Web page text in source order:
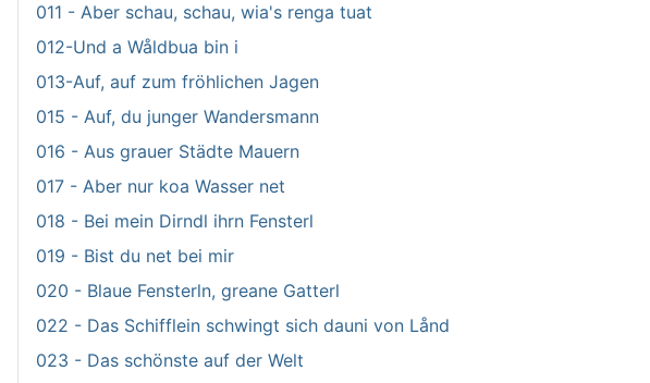
011 - Aber schau, schau, wia's renga tuat
012-Und a Wåldbua bin i
013-Auf, auf zum fröhlichen Jagen
015 - Auf, du junger Wandersmann
016 - Aus grauer Städte Mauern
017 - Aber nur koa Wasser net
018 - Bei mein Dirndl ihrn Fensterl
019 - Bist du net bei mir
020 - Blaue Fensterln, greane Gatterl
022 - Das Schifflein schwingt sich dauni von Lånd
023 - Das schönste auf der Welt